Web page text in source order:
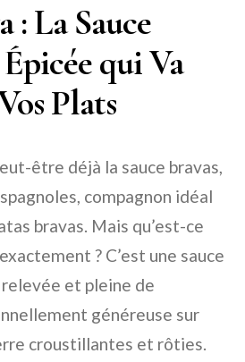
: La Sauce
qui Va
Plats
être déjà la sauce bravas,
compagnon idéal
bravas. Mais qu’est-ce
? C’est une sauce
et pleine de
généreuse sur
croustillantes et rôties.